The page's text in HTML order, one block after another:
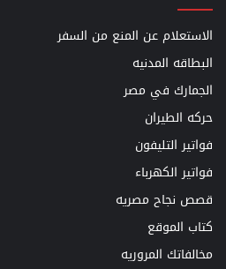
الاستعلام عن المنع من السفر
البطاقه المدنيه
الجمارك في مصر
حركه الطيران
فواتير التليفون
فواتير الكهرباء
قصص نجاح مصريه
كتاب الموقع
مخالفاتك المروريه